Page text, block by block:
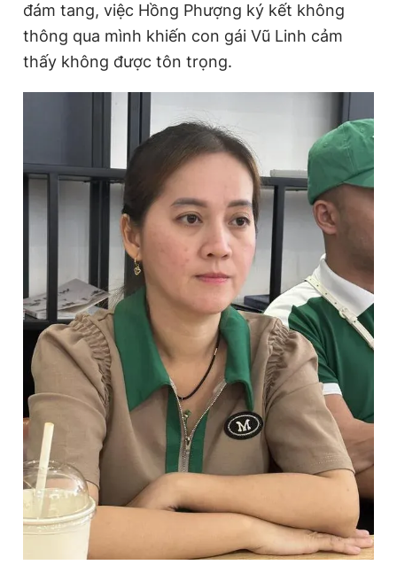
đám tang, việc Hồng Phượng ký kết không
thông qua mình khiến con gái Vũ Linh cảm
thấy không được tôn trọng.